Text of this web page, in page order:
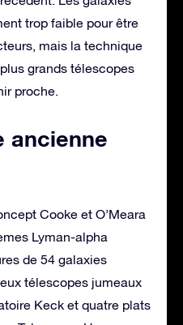
trop faible pour être
mais la technique
grands télescopes
proche.
ancienne
Cooke et O’Meara
Lyman-alpha
de 54 galaxies
télescopes jumeaux
Keck et quatre plats